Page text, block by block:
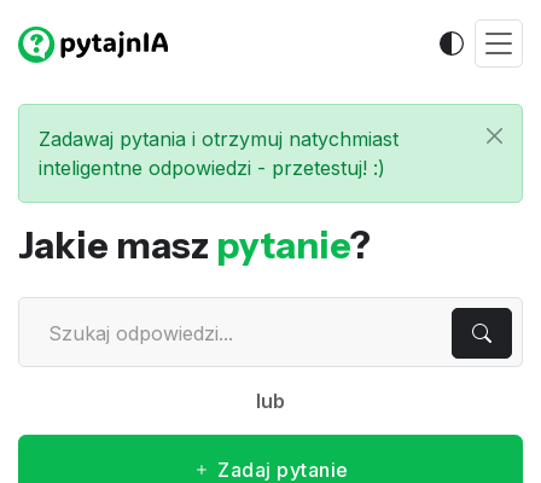
Zadawaj pytania i otrzymuj natychmiast
inteligentne odpowiedzi - przetestuj! :)
Jakie masz pytanie?
lub
Zadaj pytanie